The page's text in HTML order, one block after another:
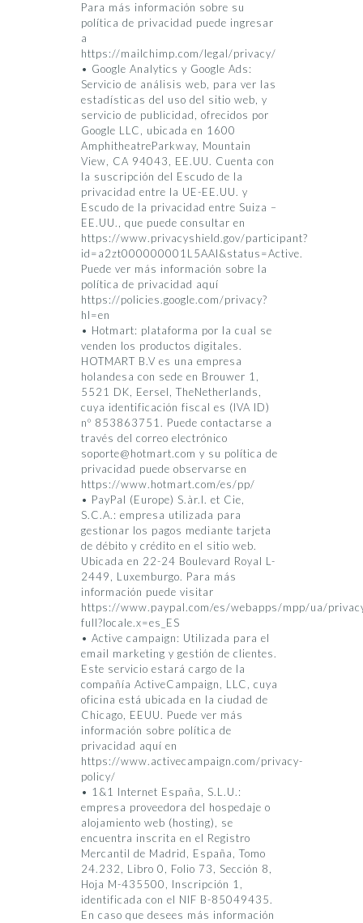
Para más información sobre su
política de privacidad puede ingresar
a
https://mailchimp.com/legal/privacy/
• Google Analytics y Google Ads:
Servicio de análisis web, para ver las
estadísticas del uso del sitio web, y
servicio de publicidad, ofrecidos por
Google LLC, ubicada en 1600
AmphitheatreParkway, Mountain
View, CA 94043, EE.UU. Cuenta con
la suscripción del Escudo de la
privacidad entre la UE-EE.UU. y
Escudo de la privacidad entre Suiza –
EE.UU., que puede consultar en
https://www.privacyshield.gov/participant?
id=a2zt000000001L5AAI&status=Active.
Puede ver más información sobre la
política de privacidad aquí
https://policies.google.com/privacy?
hl=en
• Hotmart: plataforma por la cual se
venden los productos digitales.
HOTMART B.V es una empresa
holandesa con sede en Brouwer 1,
5521 DK, Eersel, TheNetherlands,
cuya identificación fiscal es (IVA ID)
nº 853863751. Puede contactarse a
través del correo electrónico
soporte@hotmart.com y su política de
privacidad puede observarse en
https://www.hotmart.com/es/pp/
• PayPal (Europe) S.àr.l. et Cie,
S.C.A.: empresa utilizada para
gestionar los pagos mediante tarjeta
de débito y crédito en el sitio web.
Ubicada en 22-24 Boulevard Royal L-
2449, Luxemburgo. Para más
información puede visitar
https://www.paypal.com/es/webapps/mpp/ua/
full?locale.x=es_ES
• Active campaign: Utilizada para el
email marketing y gestión de clientes.
Este servicio estará cargo de la
compañía ActiveCampaign, LLC, cuya
oficina está ubicada en la ciudad de
Chicago, EEUU. Puede ver más
información sobre política de
privacidad aquí en
https://www.activecampaign.com/privacy-
policy/
• 1&1 Internet España, S.L.U.:
empresa proveedora del hospedaje o
alojamiento web (hosting), se
encuentra inscrita en el Registro
Mercantil de Madrid, España, Tomo
24.232, Libro 0, Folio 73, Sección 8,
Hoja M-435500, Inscripción 1,
identificada con el NIF B-85049435.
En caso que desees más información